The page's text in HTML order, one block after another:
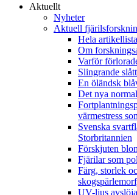
Aktuellt
Nyheter
Aktuell
Hela
Om
Varför
Slingrande
En öländsk
Det nya
värmestress
Svenska
Storbritannien
Förskjuten
Fjärilar som
Färg, storlek
UV-ljus